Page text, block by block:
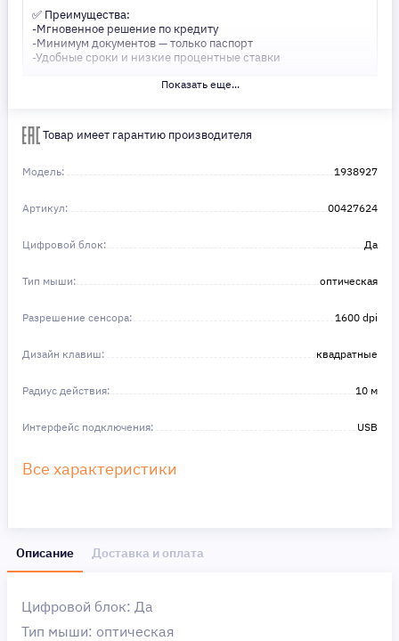
✅ Преимущества:
-Мгновенное решение по кредиту
-Минимум документов — только паспорт
-Удобные сроки и низкие процентные ставки
Не откладывайте свои желания на потом! Получите то, что
Показать еще...
Товар имеет гарантию производителя
Модель: 1938927
Артикул: 00427624
Цифровой блок: Да
Тип мыши: оптическая
Разрешение сенсора: 1600 dpi
Дизайн клавиш: квадратные
Радиус действия: 10 м
Интерфейс подключения: USB
Все характеристики
Описание Доставка и оплата
Цифровой блок: Да
Тип мыши: оптическая